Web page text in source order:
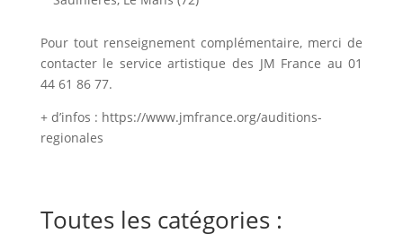
Pour tout renseignement complémentaire, merci de
contacter le service artistique des JM France au 01
44 61 86 77.
+ d’infos : https://www.jmfrance.org/auditions-
regionales
Toutes les catégories :